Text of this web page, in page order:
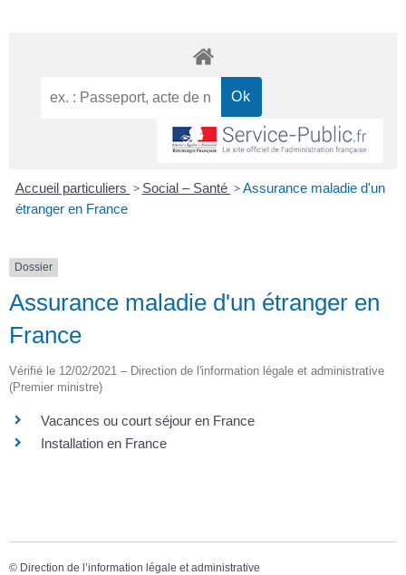
Accueil particuliers > Social – Santé > Assurance maladie d'un
étranger en France
Dossier
Assurance maladie d'un étranger en
France
Vérifié le 12/02/2021 – Direction de l'information légale et administrative
(Premier ministre)
Vacances ou court séjour en France
Installation en France
© Direction de l’information légale et administrative